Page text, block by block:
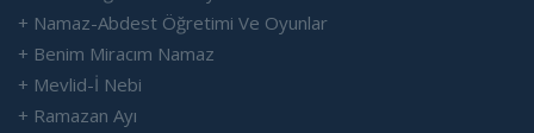
+ Namaz-Abdest Öğretimi Ve Oyunlar
+ Benim Miracım Namaz
+ Mevlid-İ Nebi
+ Ramazan Ayı